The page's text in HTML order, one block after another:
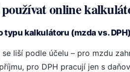
online
typu kalkulátoru (mzda vs.
se liší podle účelu – pro mzdu
pro DPH pracují jen s